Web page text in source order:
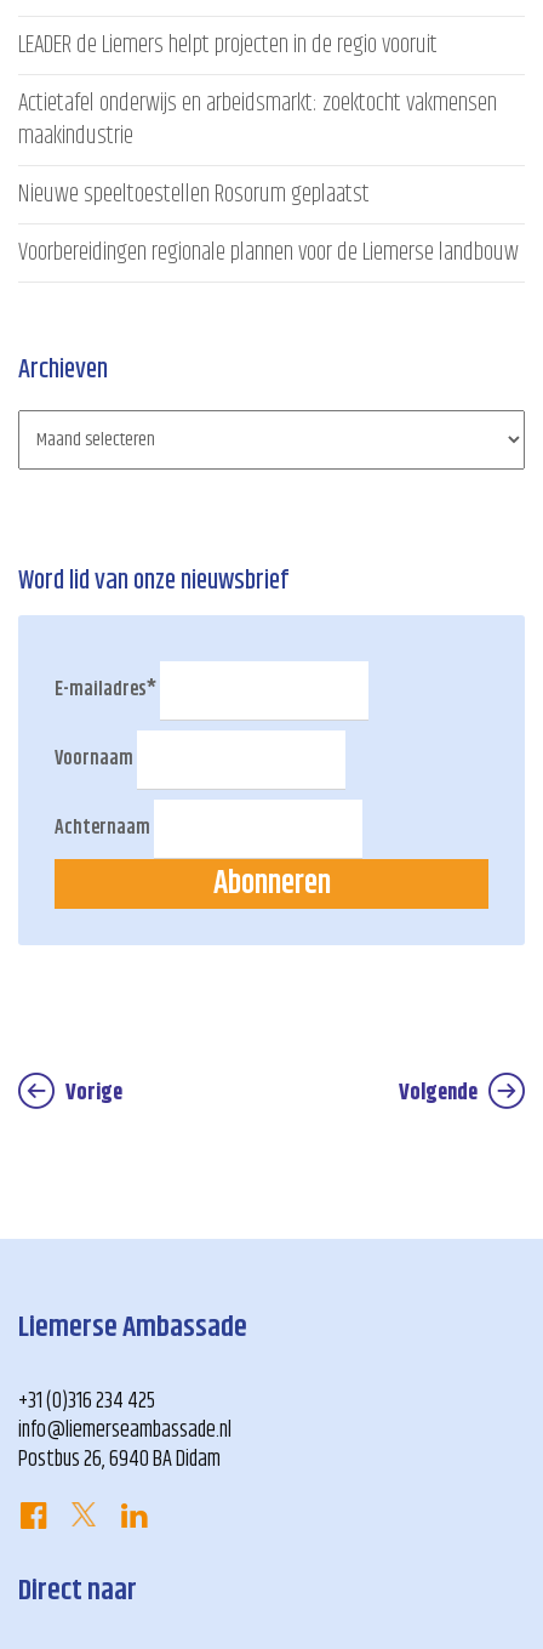
LEADER de Liemers helpt projecten in de regio vooruit
Actietafel onderwijs en arbeidsmarkt: zoektocht vakmensen
maakindustrie
Nieuwe speeltoestellen Rosorum geplaatst
Voorbereidingen regionale plannen voor de Liemerse landbouw
Archieven
Word lid van onze nieuwsbrief
E-mailadres*
Voornaam
Achternaam
Abonneren
Vorige Volgende
Liemerse Ambassade
+31 (0)316 234 425
info@liemerseambassade.nl
Postbus 26, 6940 BA Didam
Direct naar